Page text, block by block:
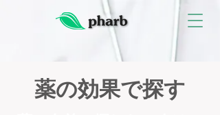
薬の効果で探す